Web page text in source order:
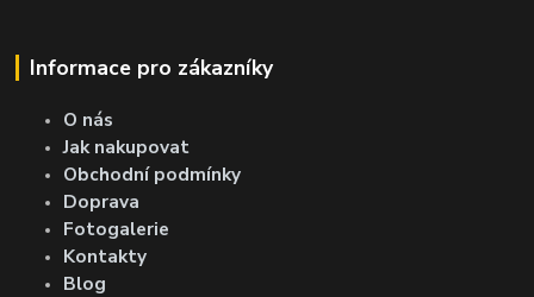
Informace pro zákazníky
O nás
Jak nakupovat
Obchodní podmínky
Doprava
Fotogalerie
Kontakty
Blog